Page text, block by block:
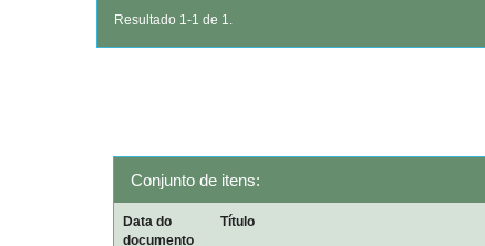
Resultado 1-1 de 1.
Conjunto de itens:
Data do
documento
Título